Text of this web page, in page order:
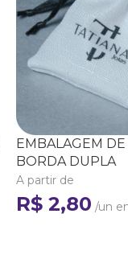
EMBALAGEM
BORDA DUPLA
A partir de
R$ 2,80 /un